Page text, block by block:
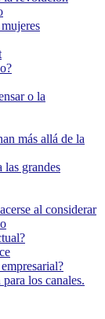
o la
más allá de la
grandes
al considerar
los canales.